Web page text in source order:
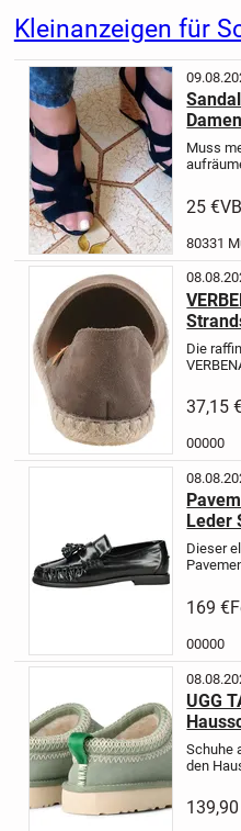
Kleinanzeigen für
39
Muss
schöne
Gr. 39
25 €VB
80331
Die
aus
37,15
00000
Leder
Dieser
Naht
auf dem
169 €
00000
UGG
Schuhe
den
einfach